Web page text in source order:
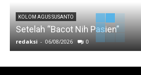
KOLOM AGUS SUSANTO
Setelah “Bacot Nih Pasien”
redaksi - 06/08/2026 0